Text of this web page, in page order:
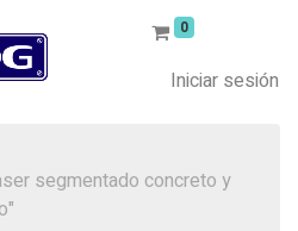
0
Iniciar sesión
segmentado concreto y